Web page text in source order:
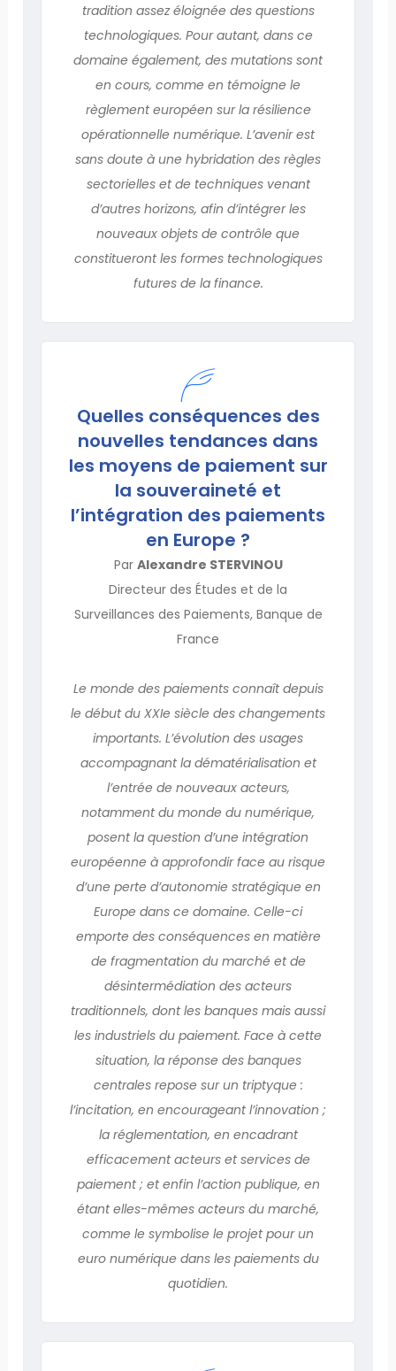
tradition assez éloignée des questions
technologiques. Pour autant, dans ce
domaine également, des mutations sont
en cours, comme en témoigne le
règlement européen sur la résilience
opérationnelle numérique. L’avenir est
sans doute à une hybridation des règles
sectorielles et de techniques venant
d’autres horizons, afin d’intégrer les
nouveaux objets de contrôle que
constitueront les formes technologiques
futures de la finance.
Quelles conséquences des
nouvelles tendances dans
les moyens de paiement sur
la souveraineté et
l’intégration des paiements
en Europe ?
Par Alexandre STERVINOU
Directeur des Études et de la
Surveillances des Paiements, Banque de
France
Le monde des paiements connaît depuis
le début du XXIe siècle des changements
importants. L’évolution des usages
accompagnant la dématérialisation et
l’entrée de nouveaux acteurs,
notamment du monde du numérique,
posent la question d’une intégration
européenne à approfondir face au risque
d’une perte d’autonomie stratégique en
Europe dans ce domaine. Celle-ci
emporte des conséquences en matière
de fragmentation du marché et de
désintermédiation des acteurs
traditionnels, dont les banques mais aussi
les industriels du paiement. Face à cette
situation, la réponse des banques
centrales repose sur un triptyque :
l’incitation, en encourageant l’innovation ;
la réglementation, en encadrant
efficacement acteurs et services de
paiement ; et enfin l’action publique, en
étant elles-mêmes acteurs du marché,
comme le symbolise le projet pour un
euro numérique dans les paiements du
quotidien.